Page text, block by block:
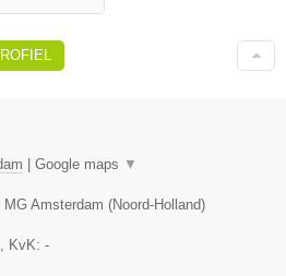
Google maps ▼
MG Amsterdam (Noord-Holland)
, KvK: -